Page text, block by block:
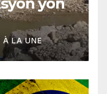
moun
À LA UNE